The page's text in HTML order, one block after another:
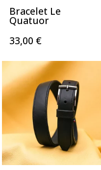
Bracelet Le
Quatuor
33,00 €